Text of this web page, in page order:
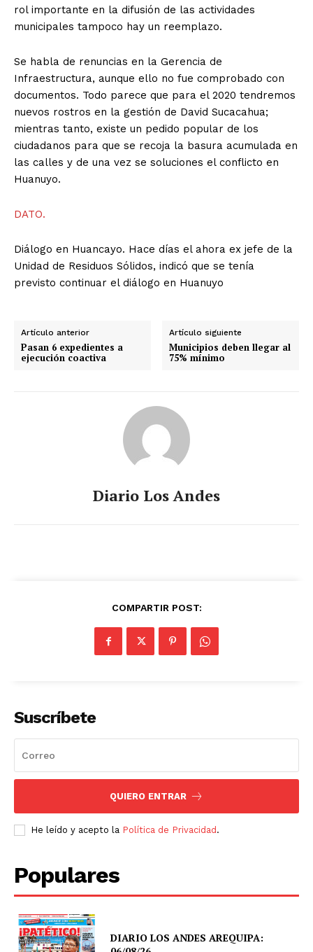
rol importante en la difusión de las actividades
municipales tampoco hay un reemplazo.
Se habla de renuncias en la Gerencia de
Infraestructura, aunque ello no fue comprobado con
documentos. Todo parece que para el 2020 tendremos
nuevos rostros en la gestión de David Sucacahua;
mientras tanto, existe un pedido popular de los
ciudadanos para que se recoja la basura acumulada en
las calles y de una vez se soluciones el conflicto en
Huanuyo.
DATO.
Diálogo en Huancayo. Hace días el ahora ex jefe de la
Unidad de Residuos Sólidos, indicó que se tenía
previsto continuar el diálogo en Huanuyo
Artículo anterior
Pasan 6 expedientes a
ejecución coactiva
Artículo siguiente
Municipios deben llegar al
75% mínimo
Diario Los Andes
COMPARTIR POST:
Suscríbete
QUIERO ENTRAR
He leído y acepto la Política de Privacidad .
Populares
DIARIO LOS ANDES AREQUIPA: